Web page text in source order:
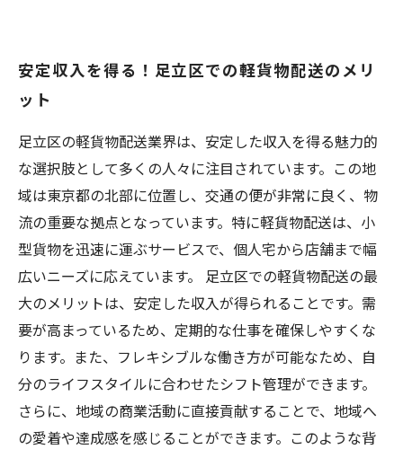
安定収入を得る！足立区での軽貨物配送のメリ
ット
足立区の軽貨物配送業界は、安定した収入を得る魅力的
な選択肢として多くの人々に注目されています。この地
域は東京都の北部に位置し、交通の便が非常に良く、物
流の重要な拠点となっています。特に軽貨物配送は、小
型貨物を迅速に運ぶサービスで、個人宅から店舗まで幅
広いニーズに応えています。 足立区での軽貨物配送の最
大のメリットは、安定した収入が得られることです。需
要が高まっているため、定期的な仕事を確保しやすくな
ります。また、フレキシブルな働き方が可能なため、自
分のライフスタイルに合わせたシフト管理ができます。
さらに、地域の商業活動に直接貢献することで、地域へ
の愛着や達成感を感じることができます。このような背